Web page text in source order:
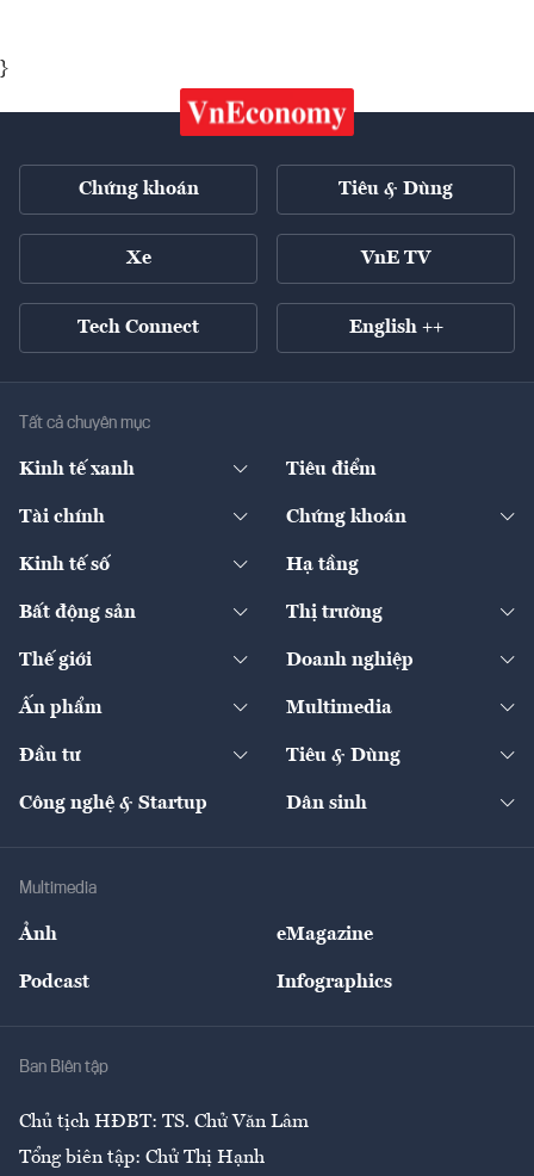
}
Chứng khoán Tiêu & Dùng
Xe VnE TV
Tech Connect English ++
Tất cả chuyên mục
Kinh tế xanh
Diễn đàn
Tiêu điểm
Tài chính
Ngân hàng
Bảo hiểm
Chứng khoán
Doanh nghiệp niêm yết
Khung pháp lý
Kinh tế số
Sản phẩm - Thị trường
Start-up
Quản trị số
Hạ tầng
Bất động sản
Chính sách
Tư vấn
Thị trường
Thị trường
Nông sản
Thế giới
Kinh tế
Doanh nghiệp
Ấn phẩm
The Guide
Multimedia
Đầu tư Tiêu & Dùng
Giải trí
Công nghệ & Startup Dân sinh
Multimedia
Ảnh eMagazine
Podcast Infographics
Ban Biên tập
Chủ tịch HĐBT: TS. Chử Văn Lâm
Tổng biên tập: Chử Thị Hạnh